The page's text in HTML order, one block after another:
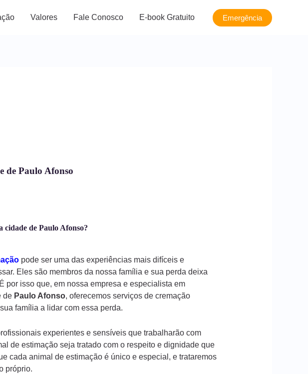
Valores Fale Conosco E-book Gratuito Emergência
de Paulo Afonso
cidade de Paulo Afonso?
pode ser uma das experiências mais difíceis e
Eles são membros da nossa família e sua perda deixa
por isso que, em nossa empresa e especialista em
de Paulo Afonso, oferecemos serviços de cremação
família a lidar com essa perda.
experientes e sensíveis que trabalharão com
de estimação seja tratado com o respeito e dignidade que
cada animal de estimação é único e especial, e trataremos
próprio.